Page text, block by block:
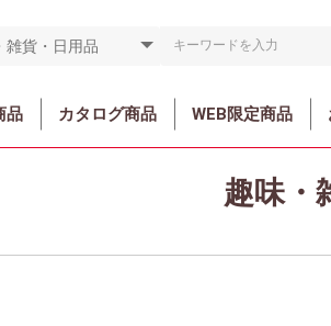
品 カタログ商品 WEB限定商品
趣味・